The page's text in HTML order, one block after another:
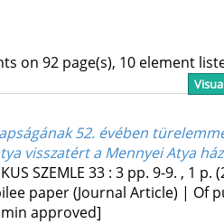
on 92 page(s), 10 element
52. évében
visszatért a Mennyei Atya
SZEMLE 33: 3 pp. 9-9. , 1 p.
paper (Journal Article) | Of
approved]